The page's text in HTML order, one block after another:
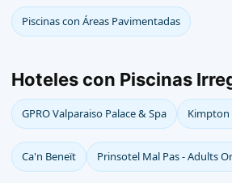
Piscinas con Áreas Pavimentadas
Hoteles con Piscinas
GPRO Valparaiso Palace & Spa Kimpton
Ca'n Beneït Prinsotel Mal Pas - Adults